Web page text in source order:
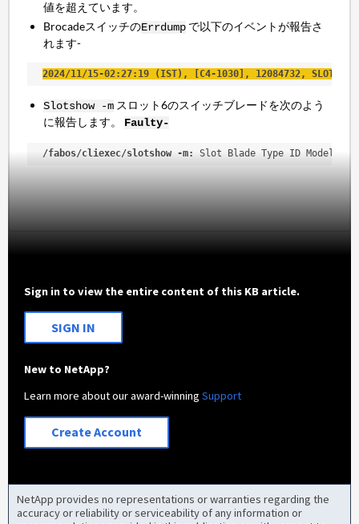
値を超えています。
BrocadeスイッチのErrdump で以下のイベントが報告さ
れます-
2024/11/15-02:27:19 (IST), [C4-1030], 12084732, SLOT
Slotshow -m スロット6のスイッチブレードを次のよう
に報告します。 Faulty-
/fabos/cliexec/slotshow -m: Slot Blade Type ID Model
Sign in to view the entire content of this KB article.
SIGN IN
New to NetApp?
Learn more about our award-winningSupport
Create Account
NetApp provides no representations or warranties regarding the
accuracy or reliability or serviceability of any information or